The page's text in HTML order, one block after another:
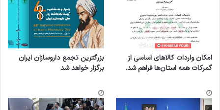
امکان واردات کالاهای اساسی از
گمرکات همه استان‌ها فراهم شد.
بزرگترین تجمع داروسازان ایران
برگزار خواهد شد